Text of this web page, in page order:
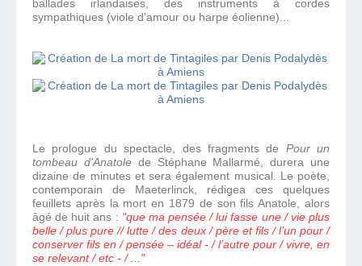
ballades irlandaises, des instruments à cordes
sympathiques (viole d'amour ou harpe éolienne)...
Le prologue du spectacle, des fragments de Pour un
tombeau d'Anatolede Stéphane Mallarmé, durera une
dizaine de minutes et sera également musical. Le poète,
contemporain de Maeterlinck, rédigea ces quelques
feuillets après la morten 1879 de son fils Anatole, alors
âgé de huit ans : "que ma pensée / lui fasse une / vie plus
belle / plus pure // lutte / des deux / père et fils / l’un pour /
conserver fils en / pensée – idéal - / l’autre pour / vivre, en
se relevant / etc - / ..."